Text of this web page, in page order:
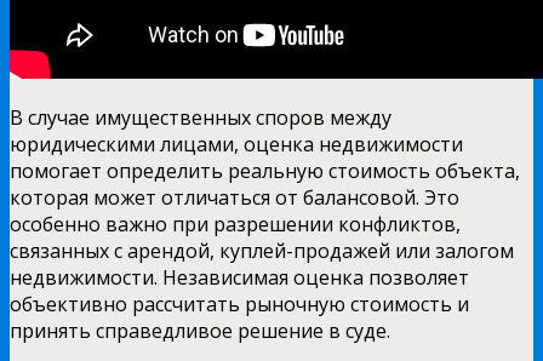
В случае имущественных споров между
юридическими лицами, оценка недвижимости
помогает определить реальную стоимость объекта,
которая может отличаться от балансовой. Это
особенно важно при разрешении конфликтов,
связанных с арендой, куплей-продажей или залогом
недвижимости. Независимая оценка позволяет
объективно рассчитать рыночную стоимость и
принять справедливое решение в суде.